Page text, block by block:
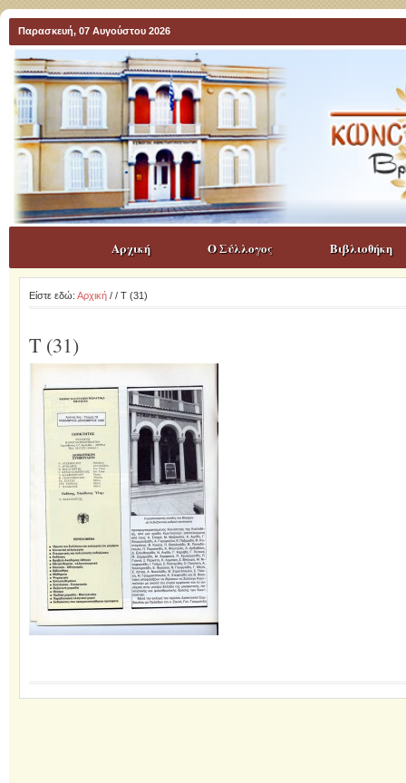
Παρασκευή, 07 Αυγούστου 2026
Αρχική Ο Σύλλογος Βιβλιοθήκη
Είστε εδώ: Αρχική/ / T (31)
T (31)